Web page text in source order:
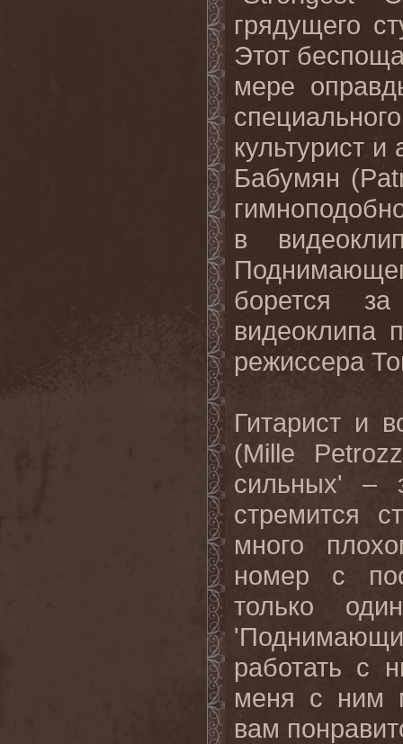
грядущего
Этот
мере
культурист и
Бабумян (
в
борется
видеоклипа
режиссера
Гитарист и
(Mille
сильных' –
стремится
много
номер с
только
работать с
меня с ним
вам